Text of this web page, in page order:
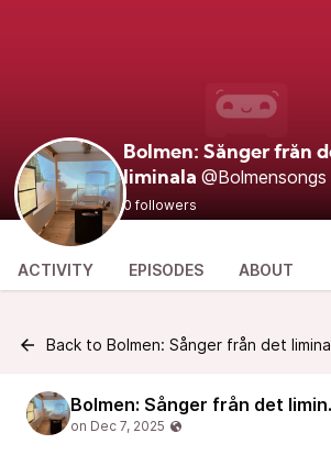
Bolmen: Sånger från
liminala @Bolmensongs
0 followers
ACTIVITY EPISODES ABOUT
Back to Bolmen: Sånger från det